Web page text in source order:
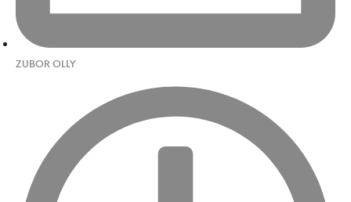
ZUBOR OLLY